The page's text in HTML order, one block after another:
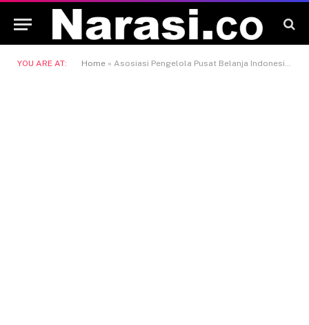
YOU ARE AT: Home » Asosiasi Pengelola Pusat Belanja Indonesia (APPBI)